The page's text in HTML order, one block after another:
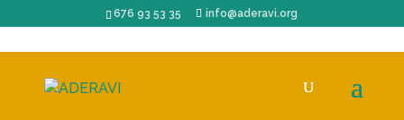
676 93 53 35 info@aderavi.org